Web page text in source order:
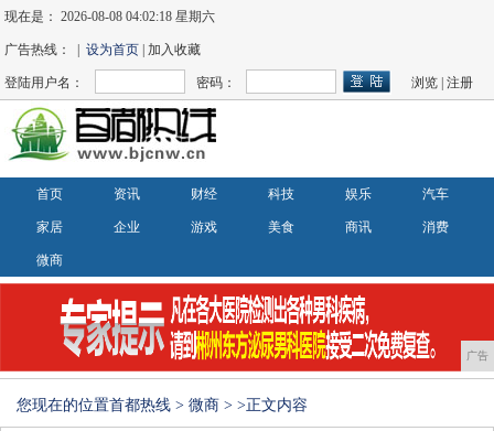
现在是：2026-08-08 04:02:18 星期六
广告热线： |设为首页 | 加入收藏
登陆用户名： 密码： 浏览 |注册
首页 资讯 财经 科技 娱乐 汽车
家居 企业 游戏 美食 商讯 消费
微商
广告
您现在的位置首都热线 > 微商 > >正文内容